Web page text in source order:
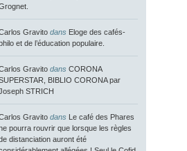
Gravito dans Eloge des cafés-
et de l’éducation populaire.
Gravito dans CORONA
BIBLIO CORONA par
STRICH
Gravito dans Le café des Phares
pourra rouvrir que lorsque les règles
distanciation auront été